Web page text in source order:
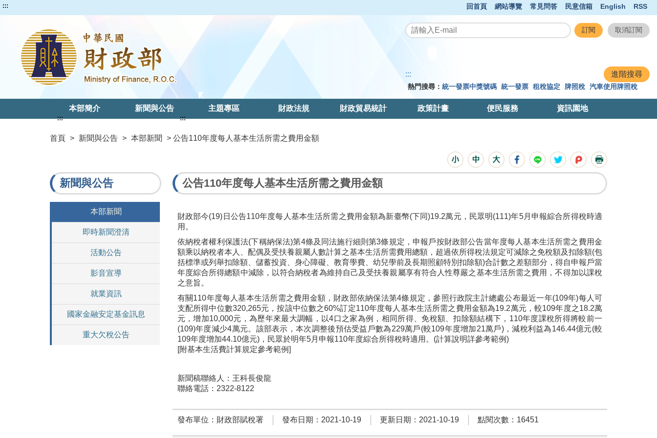
::: 回首頁 網站導覽 常見問答 民意信箱 English RSS
:::
熱門搜尋： 統一發票中獎號碼 統一發票 租稅協定 牌照稅 汽車使用牌照稅
本部簡介 新聞與公告 主題專區 財政法規 財政貿易統計 政策計畫 便民服務 資訊園地
首頁 > 新聞與公告 > 本部新聞 > 公告110年度每人基本生活所需之費用金額
:::
新聞與公告
本部新聞
即時新聞澄清
活動公告
影音宣導
就業資訊
國家金融安定基金訊息
重大欠稅公告
:::
公告110年度每人基本生活所需之費用金額
財政部今(19)日公告110年度每人基本生活所需之費用金額為新臺幣(下同)19.2萬元，民眾明(111)年5月申報綜合所得稅時適
用。
依納稅者權利保護法(下稱納保法)第4條及同法施行細則第3條規定，申報戶按財政部公告當年度每人基本生活所需之費用金
額乘以納稅者本人、配偶及受扶養親屬人數計算之基本生活所需費用總額，超過依所得稅法規定可減除之免稅額及扣除額(包
括標準或列舉扣除額、儲蓄投資、身心障礙、教育學費、幼兒學前及長期照顧特別扣除額)合計數之差額部分，得自申報戶當
年度綜合所得總額中減除，以符合納稅者為維持自己及受扶養親屬享有符合人性尊嚴之基本生活所需之費用，不得加以課稅
之意旨。
有關110年度每人基本生活所需之費用金額，財政部依納保法第4條規定，參照行政院主計總處公布最近一年(109年)每人可
支配所得中位數320,265元，按該中位數之60%訂定110年度每人基本生活所需之費用金額為19.2萬元，較109年度之18.2萬
元，增加10,000元，為歷年來最大調幅，以4口之家為例，相同所得、免稅額、扣除額結構下，110年度課稅所得將較前一
(109)年度減少4萬元。該部表示，本次調整後預估受益戶數為229萬戶(較109年度增加21萬戶)，減稅利益為146.44億元(較
109年度增加44.10億元)，民眾於明年5月申報110年度綜合所得稅時適用。(計算說明詳參考範例)
[附基本生活費計算規定參考範例]
新聞稿聯絡人：王科長俊龍
聯絡電話：2322-8122
發布單位：財政部賦稅署 發布日期：2021-10-19 更新日期：2021-10-19 點閱次數：16451